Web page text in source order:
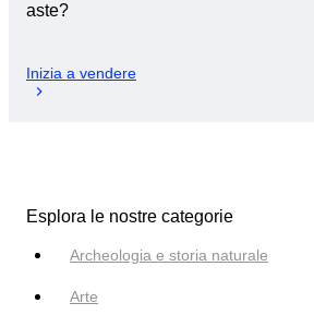
aste?
Inizia a vendere
Esplora le nostre categorie
Archeologia e storia naturale
Arte